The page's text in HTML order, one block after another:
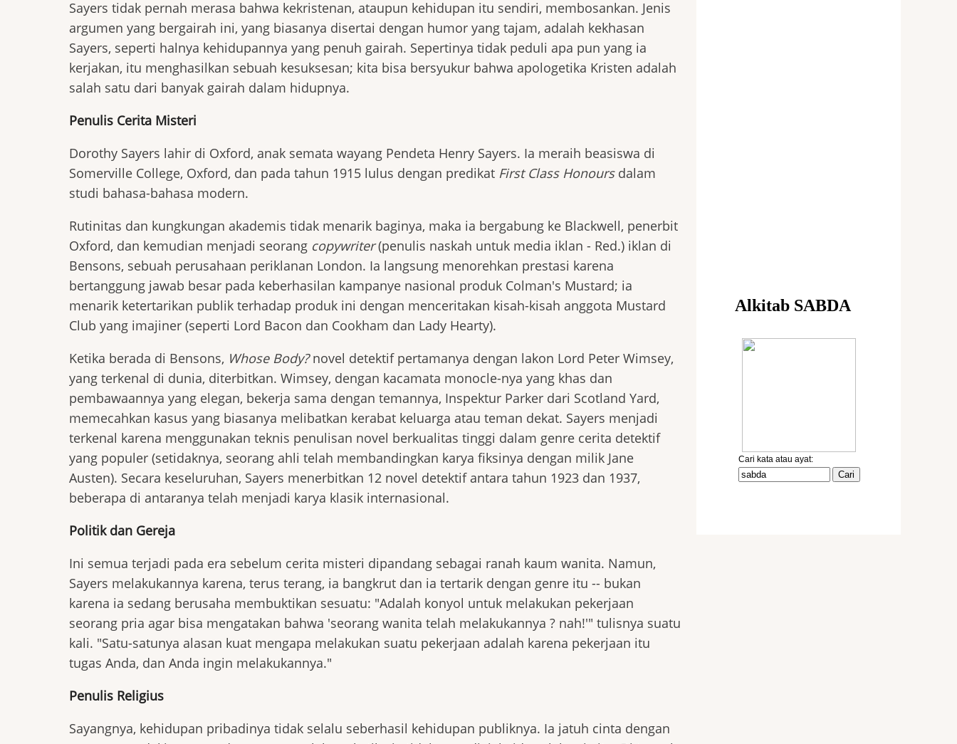
Sayers tidak pernah merasa bahwa kekristenan, ataupun kehidupan itu sendiri, membosankan. Jenis
argumen yang bergairah ini, yang biasanya disertai dengan humor yang tajam, adalah kekhasan
Sayers, seperti halnya kehidupannya yang penuh gairah. Sepertinya tidak peduli apa pun yang ia
kerjakan, itu menghasilkan sebuah kesuksesan; kita bisa bersyukur bahwa apologetika Kristen adalah
salah satu dari banyak gairah dalam hidupnya.
Penulis Cerita Misteri
Dorothy Sayers lahir di Oxford, anak semata wayang Pendeta Henry Sayers. Ia meraih beasiswa di
Somerville College, Oxford, dan pada tahun 1915 lulus dengan predikat First Class Honoursdalam
studi bahasa-bahasa modern.
Rutinitas dan kungkungan akademis tidak menarik baginya, maka ia bergabung ke Blackwell, penerbit
Oxford, dan kemudian menjadi seorang copywriter(penulis naskah untuk media iklan - Red.) iklan di
Bensons, sebuah perusahaan periklanan London. Ia langsung menorehkan prestasi karena
bertanggung jawab besar pada keberhasilan kampanye nasional produk Colman's Mustard; ia
menarik ketertarikan publik terhadap produk ini dengan menceritakan kisah-kisah anggota Mustard
Club yang imajiner (seperti Lord Bacon dan Cookham dan Lady Hearty).
Ketika berada di Bensons, Whose Body?novel detektif pertamanya dengan lakon Lord Peter Wimsey,
yang terkenal di dunia, diterbitkan. Wimsey, dengan kacamata monocle-nya yang khas dan
pembawaannya yang elegan, bekerja sama dengan temannya, Inspektur Parker dari Scotland Yard,
memecahkan kasus yang biasanya melibatkan kerabat keluarga atau teman dekat. Sayers menjadi
terkenal karena menggunakan teknis penulisan novel berkualitas tinggi dalam genre cerita detektif
yang populer (setidaknya, seorang ahli telah membandingkan karya fiksinya dengan milik Jane
Austen). Secara keseluruhan, Sayers menerbitkan 12 novel detektif antara tahun 1923 dan 1937,
beberapa di antaranya telah menjadi karya klasik internasional.
Politik dan Gereja
Ini semua terjadi pada era sebelum cerita misteri dipandang sebagai ranah kaum wanita. Namun,
Sayers melakukannya karena, terus terang, ia bangkrut dan ia tertarik dengan genre itu -- bukan
karena ia sedang berusaha membuktikan sesuatu: "Adalah konyol untuk melakukan pekerjaan
seorang pria agar bisa mengatakan bahwa 'seorang wanita telah melakukannya ? nah!'" tulisnya suatu
kali. "Satu-satunya alasan kuat mengapa melakukan suatu pekerjaan adalah karena pekerjaan itu
tugas Anda, dan Anda ingin melakukannya."
Penulis Religius
Sayangnya, kehidupan pribadinya tidak selalu seberhasil kehidupan publiknya. Ia jatuh cinta dengan